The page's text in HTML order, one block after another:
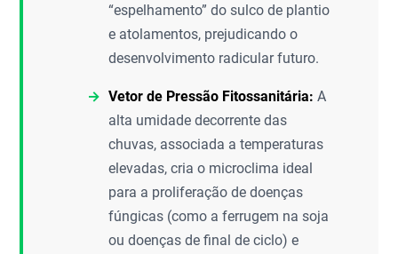
“espelhamento” do sulco de plantio
e atolamentos, prejudicando o
desenvolvimento radicular futuro.
Vetor de Pressão Fitossanitária: A
alta umidade decorrente das
chuvas, associada a temperaturas
elevadas, cria o microclima ideal
para a proliferação de doenças
fúngicas (como a ferrugem na soja
ou doenças de final de ciclo) e